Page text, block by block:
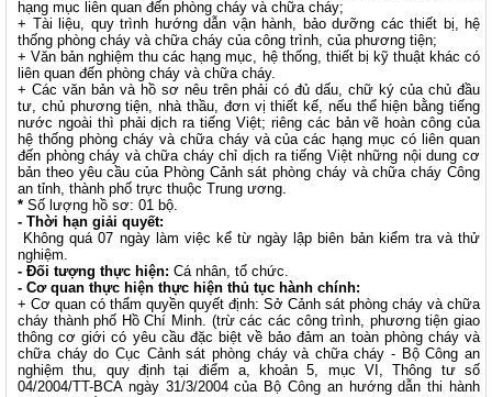
hạng mục liên quan đến phòng cháy và chữa cháy;
+ Tài liệu, quy trình hướng dẫn vận hành, bảo dưỡng các thiết bị, hệ
thống phòng cháy và chữa cháy của công trình, của phương tiện;
+ Văn bản nghiệm thu các hạng mục, hệ thống, thiết bị kỹ thuật khác có
liên quan đến phòng cháy và chữa cháy.
+ Các văn bản và hồ sơ nêu trên phải có đủ dấu, chữ ký của chủ đầu
tư, chủ phương tiện, nhà thầu, đơn vị thiết kế, nếu thể hiện bằng tiếng
nước ngoài thì phải dịch ra tiếng Việt; riêng các bản vẽ hoàn công của
hệ thống phòng cháy và chữa cháy và của các hạng mục có liên quan
đến phòng cháy và chữa cháy chỉ dịch ra tiếng Việt những nội dung cơ
bản theo yêu cầu của Phòng Cảnh sát phòng cháy và chữa cháy Công
an tỉnh, thành phố trực thuộc Trung ương.
* Số lượng hồ sơ: 01 bộ.
- Thời hạn giải quyết:
Không quá 07 ngày làm việc kể từ ngày lập biên bản kiểm tra và thử
nghiệm.
- Đối tượng thực hiện: Cá nhân, tổ chức.
- Cơ quan thực hiện thực hiện thủ tục hành chính:
+ Cơ quan có thẩm quyền quyết định: Sở Cảnh sát phòng cháy và chữa
cháy thành phố Hồ Chí Minh. (trừ các các công trình, phương tiện giao
thông cơ giới có yêu cầu đặc biệt về bảo đảm an toàn phòng cháy và
chữa cháy do Cục Cảnh sát phòng cháy và chữa cháy - Bộ Công an
nghiệm thu, quy định tại điểm a, khoản 5, mục VI, Thông tư số
04/2004/TT-BCA ngày 31/3/2004 của Bộ Công an hướng dẫn thi hành